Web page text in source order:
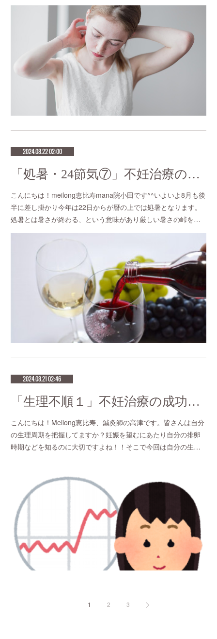
2024.08.22 02:00
「処暑・24節気⑦」不妊治療の成功率が高い鍼灸サロン 恵比寿meilong
こんにちは！meilong恵比寿mana院小田です^^いよいよ8月も後
半に差し掛かり今年は22日からが暦の上では処暑となります。
処暑とは暑さが終わる、という意味があり厳しい暑さの峠を…
2024.08.21 02:46
「生理不順１」不妊治療の成功率が高い鍼灸サロン 恵比寿meilong
こんにちは！Meilong恵比寿、鍼灸師の高津です。皆さんは自分
の生理周期を把握してますか？妊娠を望むにあたり自分の排卵
時期などを知るのに大切ですよね！！そこで今回は自分の生…
1 2 3